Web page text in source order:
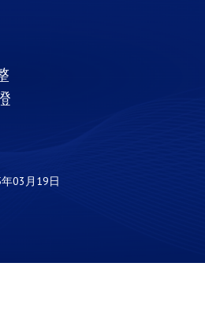
03月19日